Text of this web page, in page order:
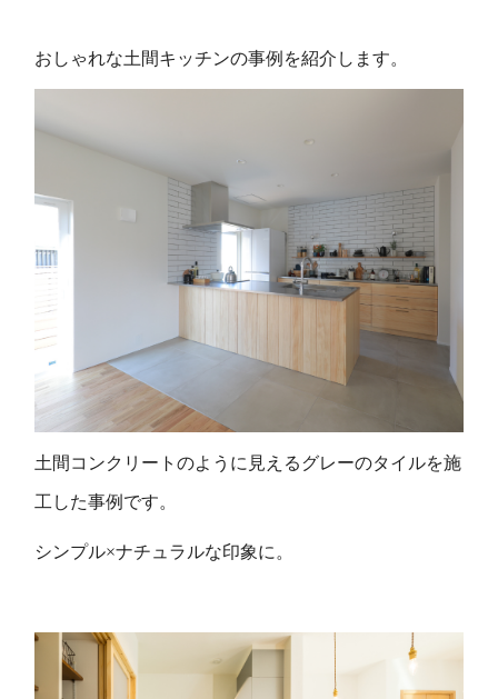
おしゃれな土間キッチンの事例を紹介します。
土間コンクリートのように見えるグレーのタイルを施
工した事例です。
シンプル×ナチュラルな印象に。